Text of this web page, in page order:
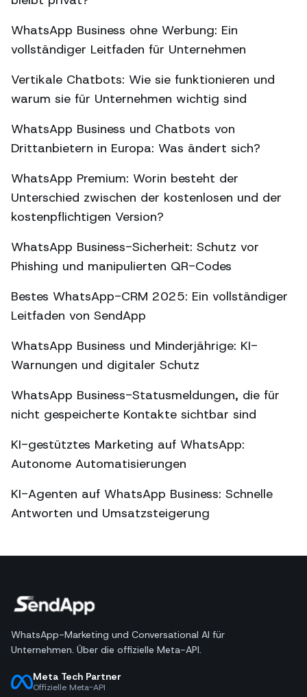
WhatsApp Business ohne Werbung: Ein
vollständiger Leitfaden für Unternehmen
Vertikale Chatbots: Wie sie funktionieren und
warum sie für Unternehmen wichtig sind
WhatsApp Business und Chatbots von
Drittanbietern in Europa: Was ändert sich?
WhatsApp Premium: Worin besteht der
Unterschied zwischen der kostenlosen und der
kostenpflichtigen Version?
WhatsApp Business-Sicherheit: Schutz vor
Phishing und manipulierten QR-Codes
Bestes WhatsApp-CRM 2025: Ein vollständiger
Leitfaden von SendApp
WhatsApp Business und Minderjährige: KI-
Warnungen und digitaler Schutz
WhatsApp Business-Statusmeldungen, die für
nicht gespeicherte Kontakte sichtbar sind
KI-gestütztes Marketing auf WhatsApp:
Autonome Automatisierungen
KI-Agenten auf WhatsApp Business: Schnelle
Antworten und Umsatzsteigerung
WhatsApp-Marketing und Conversational AI für
Unternehmen. Über die offizielle Meta-API.
Meta Tech Partner
Offizielle Meta-API